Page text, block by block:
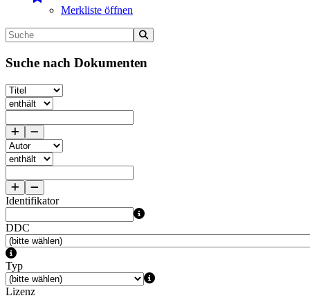
Merkliste öffnen
Suche nach Dokumenten
Identifikator
DDC
Typ
Lizenz